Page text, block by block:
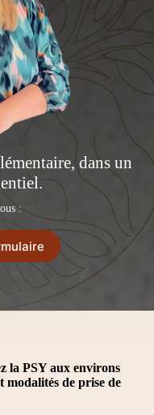
dans un
:
la PSY aux environs
modalités de prise de